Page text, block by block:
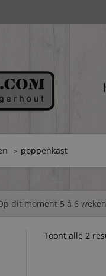
poppenkast
dit moment 5 á 6
Toont alle 2